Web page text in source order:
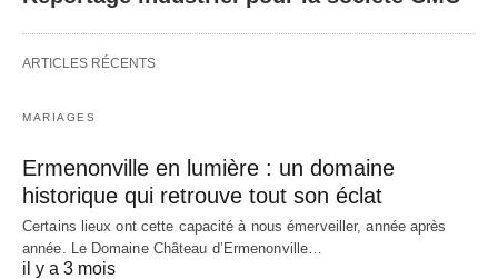
ARTICLES RÉCENTS
MARIAGES
Ermenonville en lumière : un domaine
historique qui retrouve tout son éclat
Certains lieux ont cette capacité à nous émerveiller, année après
année. Le Domaine Château d’Ermenonville…
il y a 3 mois